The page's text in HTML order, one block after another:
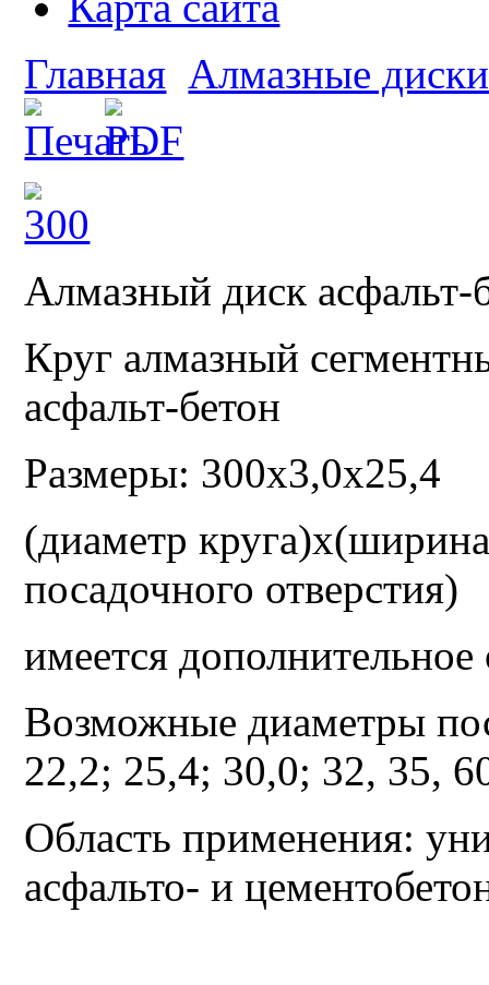
Главная Алмазные
Алмазный диск
Круг алмазный
асфальт-бетон
Размеры: 300x3,0x25,4
(диаметр
посадочного отверстия)
имеется
Возможные диаметры
22,2; 25,4; 30,0; 32, 35,
Область применения:
асфальто- и